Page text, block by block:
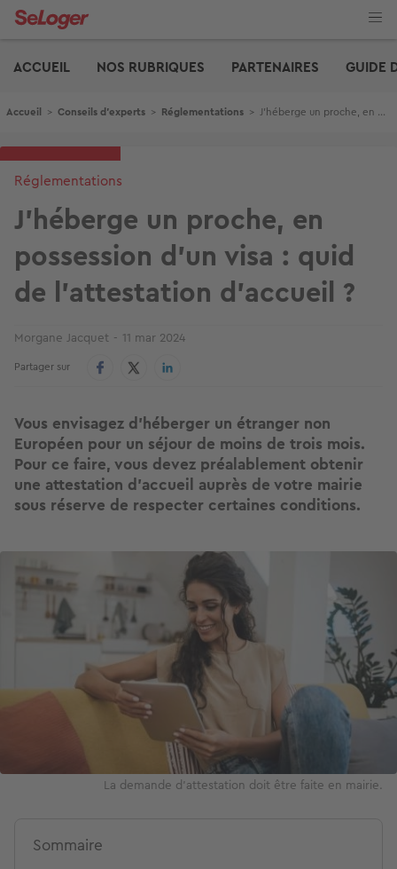
Aller
ACCUEIL
NOS RUBRIQUES PARTENAIRES GUIDE
Fil d'Ariane
Accueil > Conseils d'experts > Réglementations > J'héberge un proche, en possession d'un visa : quid de l'attestation d'accueil ?
Réglementations
J'héberge un proche, en
possession d'un visa : quid
de l'attestation d'accueil ?
Morgane Jacquet 11 mar 2024
Partager sur
Vous envisagez d’héberger un étranger non
Européen pour un séjour de moins de trois mois.
Pour ce faire, vous devez préalablement obtenir
une attestation d’accueil auprès de votre mairie
sous réserve de respecter certaines conditions.
Image
La demande d'attestation doit être faite en mairie.
Sommaire